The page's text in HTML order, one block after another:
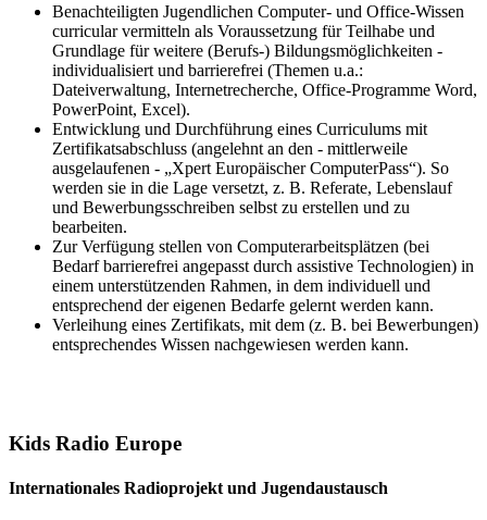
Benachteiligten Jugendlichen Computer- und Office-Wissen
curricular vermitteln als Voraussetzung für Teilhabe und
Grundlage für weitere (Berufs-) Bildungsmöglichkeiten -
individualisiert und barrierefrei (Themen u.a.:
Dateiverwaltung, Internetrecherche, Office-Programme Word,
PowerPoint, Excel).
Entwicklung und Durchführung eines Curriculums mit
Zertifikatsabschluss (angelehnt an den - mittlerweile
ausgelaufenen - „Xpert Europäischer ComputerPass“). So
werden sie in die Lage versetzt, z. B. Referate, Lebenslauf
und Bewerbungsschreiben selbst zu erstellen und zu
bearbeiten.
Zur Verfügung stellen von Computerarbeitsplätzen (bei
Bedarf barrierefrei angepasst durch assistive Technologien) in
einem unterstützenden Rahmen, in dem individuell und
entsprechend der eigenen Bedarfe gelernt werden kann.
Verleihung eines Zertifikats, mit dem (z. B. bei Bewerbungen)
entsprechendes Wissen nachgewiesen werden kann.
Kids Radio Europe
Internationales Radioprojekt und Jugendaustausch